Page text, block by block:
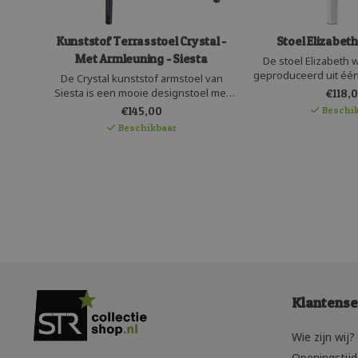
Kunststof Terrasstoel Crystal -
Met Armleuning - Siesta
De Crystal kunststof armstoel van
Siesta is een mooie designstoel met
een uitstekend zitcomfort. Het gladde
kunststof is oersterk en daarom is de
armstoel geschikt voor intensief
€145,00
Beschikbaar
Stoel
De stoel Elizabeth
geproduceerd uit
kunststof door
stoel bestaat uit
kunststof
Wie zijn wij?